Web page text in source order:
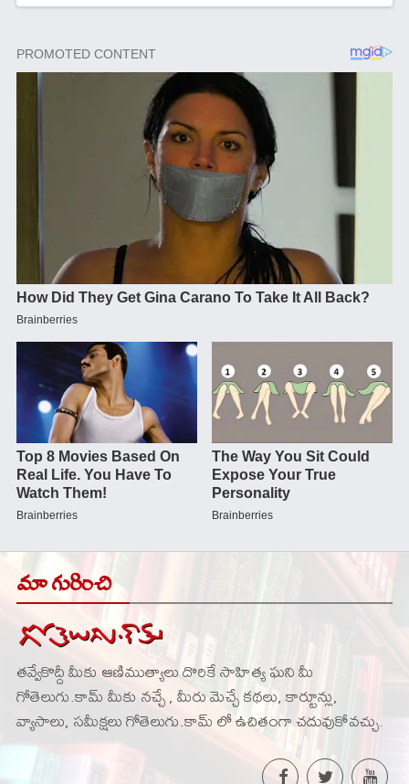
మా గురించి
తవ్వేకొద్దీ మీకు ఆణిముత్యాలు దొరికే సాహిత్య ఘని మీ
గోతెలుగు.కామ్ మీకు నచ్చే , మీరు మెచ్చే కథలు, కార్టూన్లు,
వ్యాసాలు, సమీక్షలు గోతెలుగు.కామ్ లో ఉచితంగా చదువుకోవచ్చు.